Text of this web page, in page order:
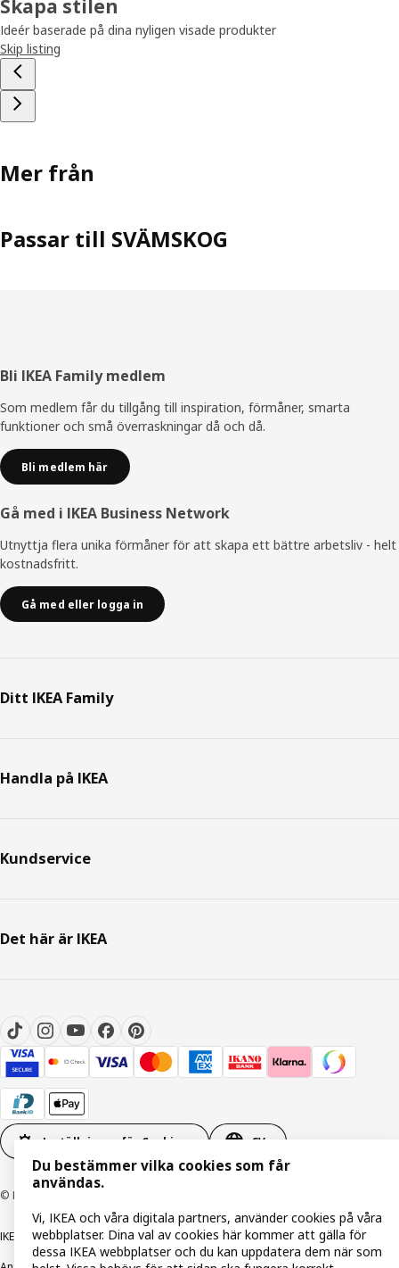
Skapa stilen
Ideér baserade på dina nyligen visade produkter
Skip listing
Mer från
Passar till SVÄMSKOG
Sidfot
Bli IKEA Family medlem
Som medlem får du tillgång till inspiration, förmåner, smarta
funktioner och små överraskningar då och då.
Bli medlem här
Gå med i IKEA Business Network
Utnyttja flera unika förmåner för att skapa ett bättre arbetsliv - helt
kostnadsfritt.
Gå med eller logga in
Ditt IKEA Family
Handla på IKEA
Kundservice
Det här är IKEA
Inställningar för Cookies SV
© Inter IKEA Systems B.V. 1999-2026
IKEA Family integritetspolicyIntegritetspolicyCookiepolicy
Du bestämmer vilka cookies som får
användas.
Vi, IKEA och våra digitala partners, använder cookies på våra
webbplatser. Dina val av cookies här kommer att gälla för
dessa IKEA webbplatser och du kan uppdatera dem när som